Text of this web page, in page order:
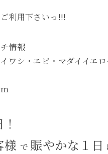
用下さいっ!!!
情報
ワシ・エビ・マダイイエ
様 で 賑やかな１日